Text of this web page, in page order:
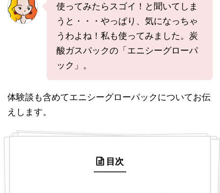
使ってみたらスゴイ！と聞いてしま
うと・・・やっぱり、気になっちゃ
うわよね！私も使ってみました。炭
酸ガスパックの「エニシーグローパ
ック」。
体験談も含めてエニシーグローパックについてお伝
えします。
目次